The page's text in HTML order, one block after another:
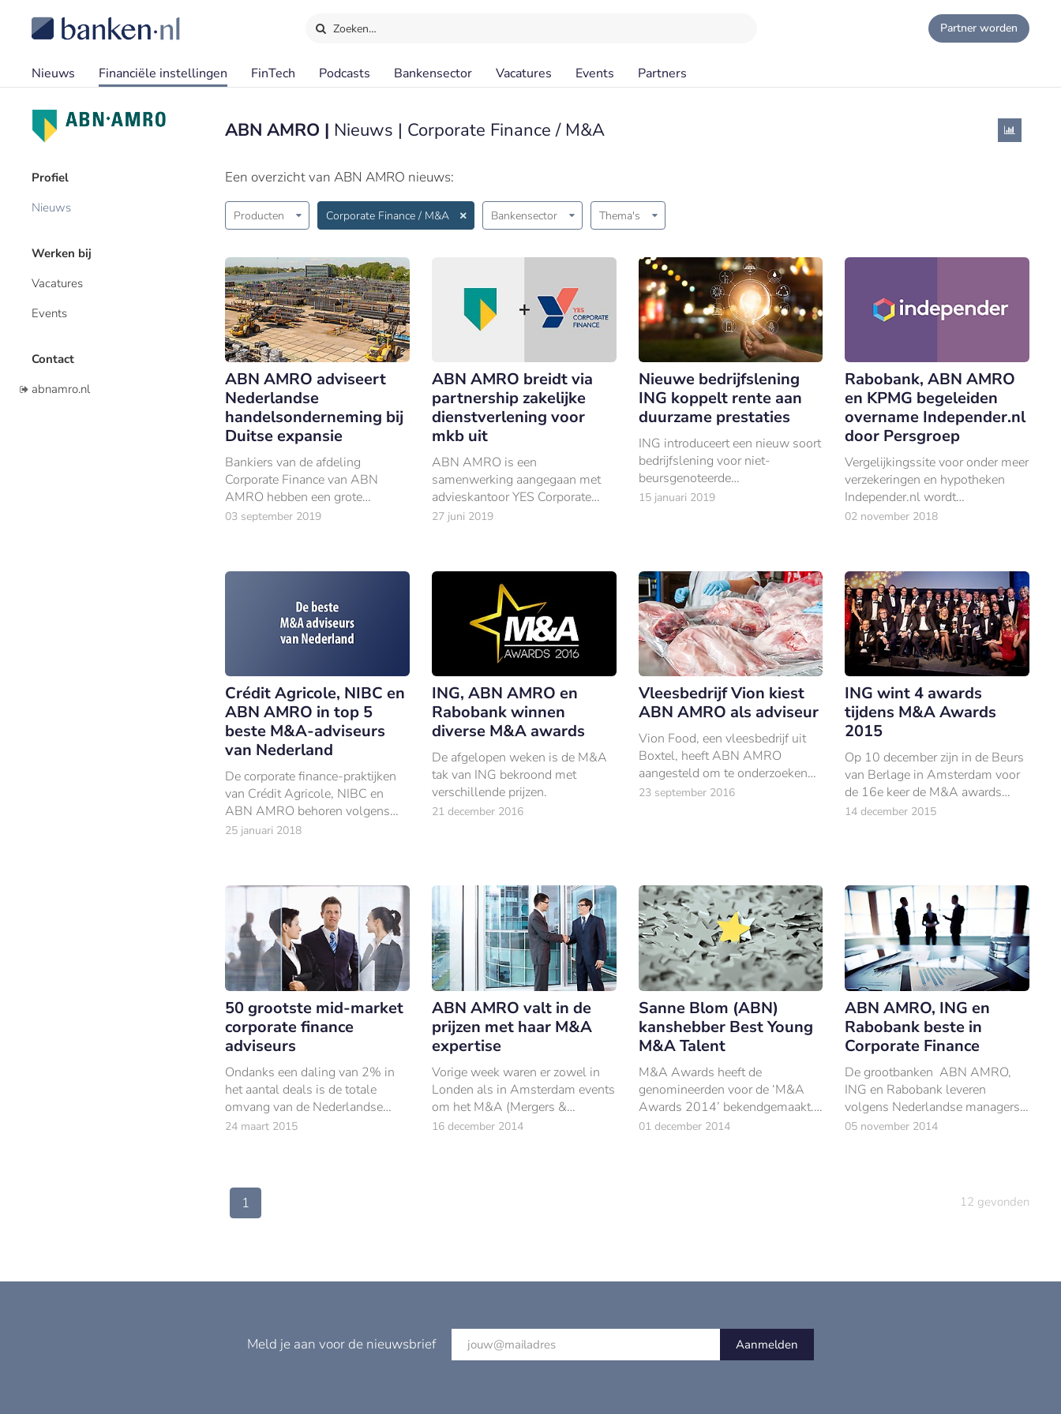
Zoeken… Partner worden
Nieuws Financiële instellingen FinTech Podcasts Bankensector Vacatures Events Partners
Profiel
Nieuws
Werken bij
Vacatures
Events
Contact
abnamro.nl
ABN AMRO | Nieuws | Corporate Finance / M&A
Een overzicht van ABN AMRO nieuws:
Producten Corporate Finance / M&A Bankensector Thema's
ABN AMRO adviseert
Nederlandse
handelsonderneming bij
Duitse expansie
Bankiers van de afdeling
Corporate Finance van ABN
AMRO hebben een grote
overnamedeal begeleid van Van
03 september 2019
ABN AMRO breidt via
partnership zakelijke
dienstverlening voor
mkb uit
ABN AMRO is een
samenwerking aangegaan met
advieskantoor YES Corporate
Finance.
27 juni 2019
Nieuwe bedrijfslening
ING koppelt rente aan
duurzame prestaties
ING introduceert een nieuw soort
bedrijfslening voor niet-
beursgenoteerde
ondernemingen, waarbij de
15 januari 2019
Rabobank, ABN AMRO
en KPMG begeleiden
overname Independer.nl
door Persgroep
Vergelijkingssite voor onder meer
verzekeringen en hypotheken
Independer.nl wordt
overgenomen door mediabedrijf
02 november 2018
Crédit Agricole, NIBC en
ABN AMRO in top 5
beste M&A-adviseurs
van Nederland
De corporate finance-praktijken
van Crédit Agricole, NIBC en
ABN AMRO behoren volgens
Nederlandse managers tot de vijf
25 januari 2018
ING, ABN AMRO en
Rabobank winnen
diverse M&A awards
De afgelopen weken is de M&A
tak van ING bekroond met
verschillende prijzen.
21 december 2016
Vleesbedrijf Vion kiest
ABN AMRO als adviseur
Vion Food, een vleesbedrijf uit
Boxtel, heeft ABN AMRO
aangesteld om te onderzoeken
op welke manier het bedrijf het
23 september 2016
ING wint 4 awards
tijdens M&A Awards
2015
Op 10 december zijn in de Beurs
van Berlage in Amsterdam voor
de 16e keer de M&A awards
uitgereikt.
14 december 2015
50 grootste mid-market
corporate finance
adviseurs
Ondanks een daling van 2% in
het aantal deals is de totale
omvang van de Nederlandse
mid-market fusies en
24 maart 2015
ABN AMRO valt in de
prijzen met haar M&A
expertise
Vorige week waren er zowel in
Londen als in Amsterdam events
om het M&A (Mergers &
Acquisitions) jaar af te sluiten.
16 december 2014
Sanne Blom (ABN)
kanshebber Best Young
M&A Talent
M&A Awards heeft de
genomineerden voor de ‘M&A
Awards 2014’ bekendgemaakt.
In totaal zijn 12 young
01 december 2014
ABN AMRO, ING en
Rabobank beste in
Corporate Finance
De grootbanken ABN AMRO,
ING en Rabobank leveren
volgens Nederlandse managers
de beste corporate finance
05 november 2014
1 12 gevonden
Meld je aan voor de nieuwsbrief Aanmelden